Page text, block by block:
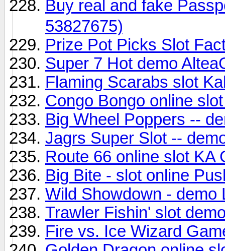
Buy real and fake
53827675)
Prize Pot Picks Slot
Super 7 Hot demo
Flaming Scarabs slot
Congo Bongo online
Big Wheel Poppers --
Jagrs Super Slot --
Route 66 online slot KA
Big Bite - slot online
Wild Showdown - demo
Trawler Fishin' slot
Fire vs. Ice Wizard